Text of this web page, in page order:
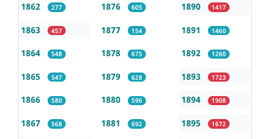
1862 277
1863 457
1864 548
1865 547
1866 580
1867 568
1876 605
1877 154
1878 675
1879 628
1880 596
1881 692
1890 1417
1891 1460
1892 1260
1893 1723
1894 1908
1895 1672